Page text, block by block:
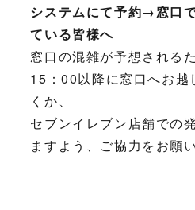
システムにて予約→窓口
ている皆様へ
窓口の混雑が予想される
15：00以降に窓口へお越
くか、
セブンイレブン店舗での
ますよう、ご協力をお願